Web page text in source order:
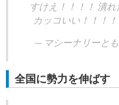
すけえ！！！！ 潰
カッコいい！！！！
— マシーナリーとも
全国に勢力を伸ばす